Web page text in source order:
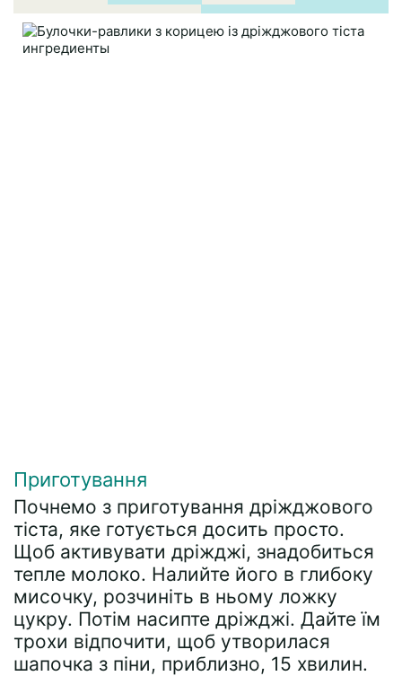
Приготування
Почнемо з приготування дріжджового
тіста, яке готується досить просто.
Щоб активувати дріжджі, знадобиться
тепле молоко. Налийте його в глибоку
мисочку, розчиніть в ньому ложку
цукру. Потім насипте дріжджі. Дайте їм
трохи відпочити, щоб утворилася
шапочка з піни, приблизно, 15 хвилин.